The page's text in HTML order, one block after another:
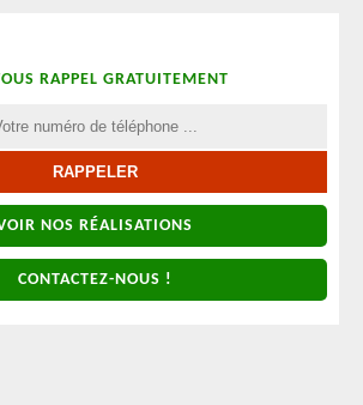
RAPPEL GRATUITEMENT
NOS RÉALISATIONS
CONTACTEZ-NOUS !